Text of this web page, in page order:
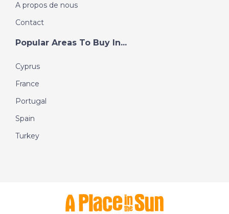
A propos de nous
Contact
Popular Areas To Buy In...
Cyprus
France
Portugal
Spain
Turkey